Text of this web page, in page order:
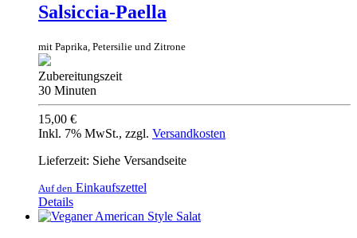
Salsiccia-Paella
mit Paprika, Petersilie und Zitrone
Zubereitungszeit
30 Minuten
15,00 €
Inkl. 7% MwSt., zzgl. Versandkosten
Lieferzeit: Siehe Versandseite
Auf den Einkaufszettel
Details